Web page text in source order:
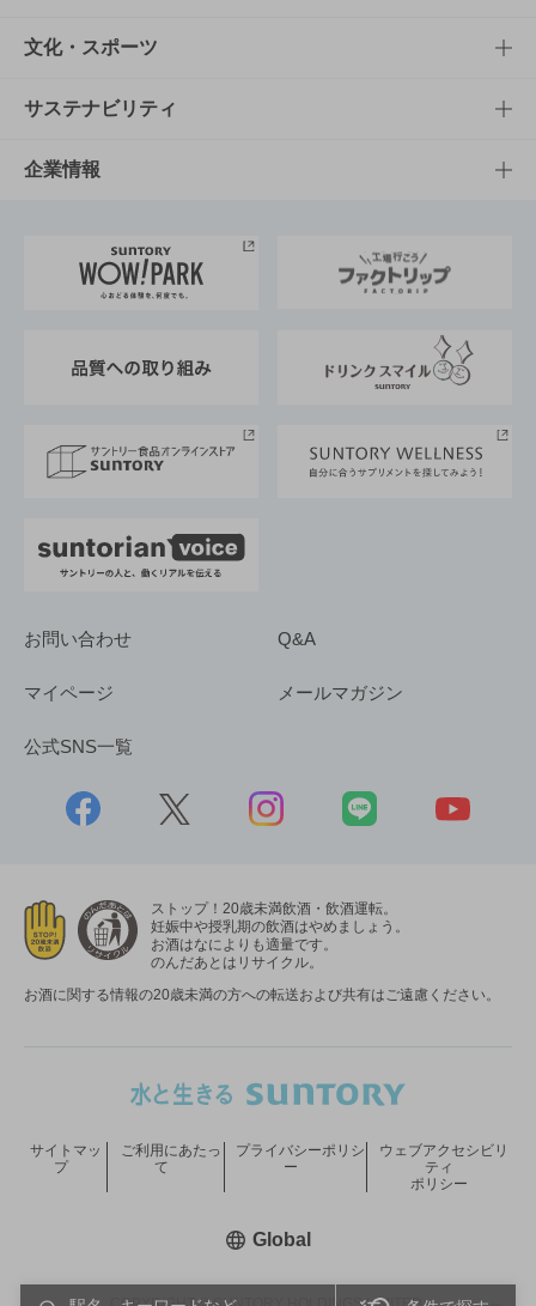
商品一覧
商品発売情報
栄養成分一覧
知る・楽しむTOP
キャンペーン
工場見学
地域情報
文化・スポーツ
文化・スポーツTOP
サントリーホール
サントリーサンバーズ大阪
サステナビリティ
サステナビリティTOP
サントリーが考えるサステナビリティ経営
企業情報
企業概要
採用情報
お問い合わせ Q&A
マイページ メールマガジン
公式SNS一覧
ストップ！20歳未満飲酒・飲酒運転。
妊娠中や授乳期の飲酒はやめましょう。
お酒はなによりも適量です。
のんだあとはリサイクル。
お酒に関する情報の20歳未満の方への転送および共有はご遠慮ください。
サイトマッ
プ
ご利用にあたっ
て
プライバシーポリシ
ー
ウェブアクセシビリ
ティ
ポリシー
Global新しいウィンドウで開く